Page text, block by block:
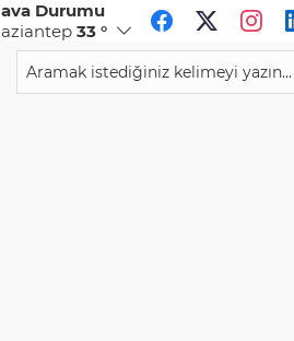
Durumu
33 °
CHF
59,0870%0,89
34,1942